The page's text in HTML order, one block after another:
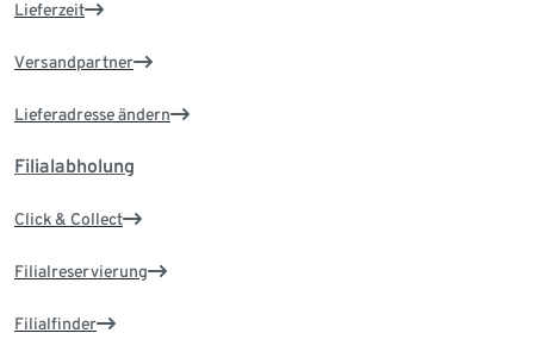
Lieferzeit
Versandpartner
Lieferadresse ändern
Filialabholung
Click & Collect
Filialreservierung
Filialfinder